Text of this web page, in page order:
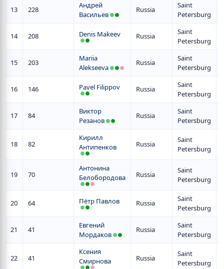
13 228
Андрей
Васильев
Russia
Saint
Petersburg
14 208 Denis Makeev Russia
Saint
Petersburg
15 203
Mariia
Alekseeva
Russia
Saint
Petersburg
16 146 Pavel Filippov Russia
Saint
Petersburg
17 84
Виктор
Резанов
Russia
Saint
Petersburg
18 82
Кирилл
Антипенков
Russia
Saint
Petersburg
19 70
Антонина
Белобородова
Russia
Saint
Petersburg
20 64 Пётр Павлов Russia
Saint
Petersburg
21 41
Евгений
Мордаков
Russia
Saint
Petersburg
22 41
Ксения
Смирнова
Russia
Saint
Petersburg